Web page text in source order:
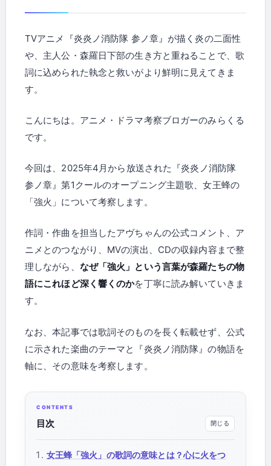
TVアニメ『炎炎ノ消防隊 参ノ章』が描く炎の二面性
や、主人公・森羅日下部の生き方と重ねることで、歌
詞に込められた執念と救いがより鮮明に見えてきま
す。
こんにちは。アニメ・ドラマ考察ブロガーのみらくる
です。
今回は、2025年4月から放送された『炎炎ノ消防隊
参ノ章』第1クールのオープニング主題歌、女王蜂の
「強火」について考察します。
作詞・作曲を担当したアヴちゃんの公式コメント、ア
ニメとのつながり、MVの演出、CDの収録内容まで整
理しながら、 なぜ「強火」という言葉が森羅たちの物
語にこれほど深く響くのかを丁寧に読み解いていきま
す。
なお、本記事では歌詞そのものを長く転載せず、公式
に示された楽曲のテーマと『炎炎ノ消防隊』の物語を
軸に、その意味を考察します。
目次
女王蜂「強火」の歌詞の意味とは？心に火をつ